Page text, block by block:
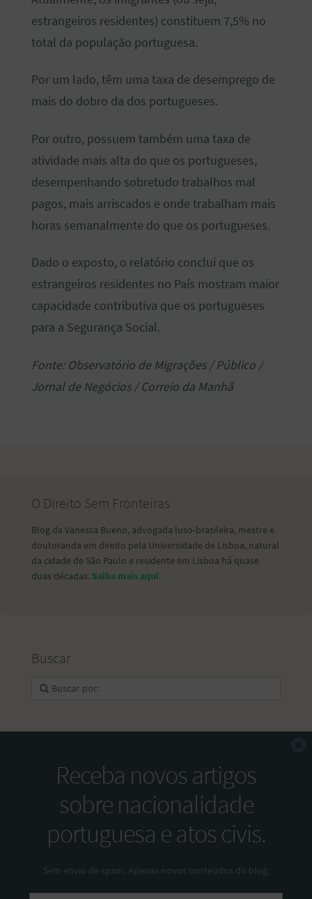
estrangeiros residentes) constituem 7,5% no
total da população portuguesa.
Por um lado, têm uma taxa de desemprego de
mais do dobro da dos portugueses.
Por outro, possuem também uma taxa de
atividade mais alta do que os portugueses,
desempenhando sobretudo trabalhos mal
pagos, mais arriscados e onde trabalham mais
horas semanalmente do que os portugueses.
Dado o exposto, o relatório conclui que os
estrangeiros residentes no País mostram maior
capacidade contributiva que os portugueses
para a Segurança Social.
Fonte: Observatório de Migrações / Público /
Jornal de Negócios / Correio da Manhã
O Direito Sem Fronteiras
Blog da Vanessa Bueno, advogada luso-brasileira, mestre e
doutoranda em direito pela Universidade de Lisboa, natural
da cidade de São Paulo e residente em Lisboa há quase
duas décadas. Saiba mais aqui.
Buscar
Receba novos artigos
sobre nacionalidade
portuguesa e atos civis.
Sem envio de spam. Apenas novos conteúdos do blog.